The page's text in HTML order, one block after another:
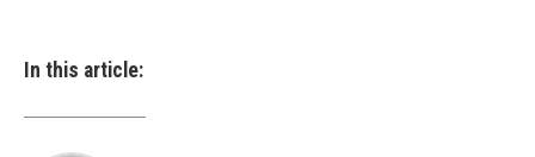
In this article: